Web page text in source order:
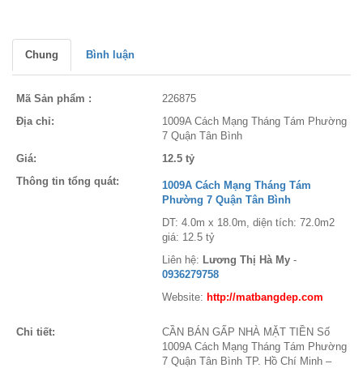
Chung Bình luận
Mã Sản phẩm :
226875
Địa chỉ:
1009A Cách Mạng Tháng Tám Phường
7 Quận Tân Bình
Giá:
12.5 tỷ
Thông tin tổng quát:
1009A Cách Mạng Tháng Tám
Phường 7 Quận Tân Bình
DT: 4.0m x 18.0m, diện tích: 72.0m2
giá: 12.5 tỷ
Liên hệ: Lương Thị Hà My -
0936279758
Website: http://matbangdep.com
Chi tiết:
CẦN BÁN GẤP NHÀ MẶT TIỀN Số
1009A Cách Mạng Tháng Tám Phường
7 Quận Tân Bình TP. Hồ Chí Minh –